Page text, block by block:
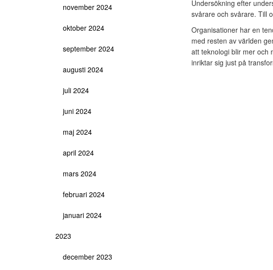
november 2024
oktober 2024
september 2024
augusti 2024
juli 2024
juni 2024
maj 2024
april 2024
mars 2024
februari 2024
januari 2024
2023
december 2023
Undersökning efter
svårare och svårare. Till
Organisationer har en
med resten av världen
att teknologi blir mer och
inriktar sig just på